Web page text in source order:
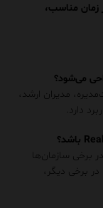
زمان مناسب،
مدیران ارشد،
دارد.
برخی سازمان‌ها
برخی دیگر،